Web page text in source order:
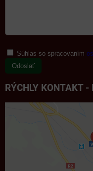
Súhlas so spracovaním
Odoslať
RÝCHLY KONTAKT